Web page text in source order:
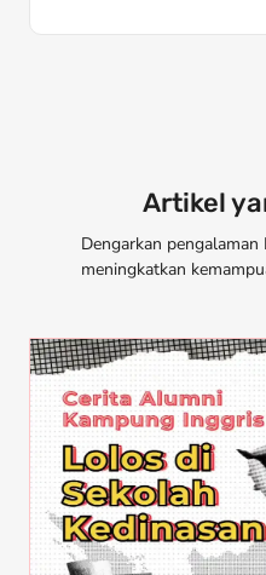
Artikel
Dengarkan
meningkatkan